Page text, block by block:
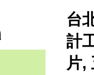
台
計
片,